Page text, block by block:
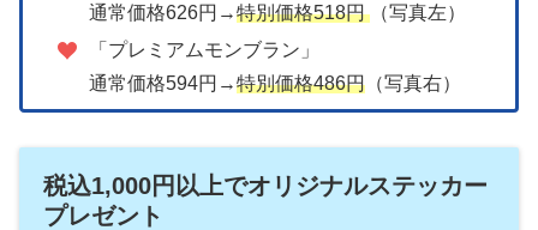
通常価格626円→特別価格518円（写真左）
「プレミアムモンブラン」
通常価格594円→特別価格486円（写真右）
税込1,000円以上でオリジナルステッカー
プレゼント